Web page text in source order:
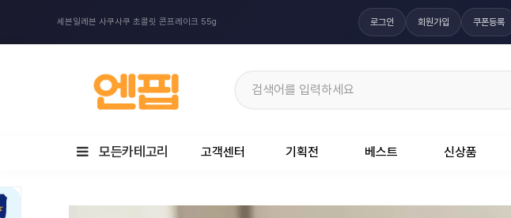
세븐일레븐 사쿠사쿠 초콜릿 콘프레이크 55g 로그인 회원가입 쿠폰등록
모든카테고리 고객센터 기획전 베스트 신상품